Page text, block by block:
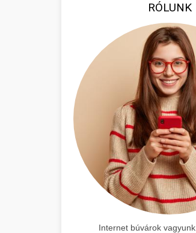
RÓLUNK
Internet búvárok vagyunk.